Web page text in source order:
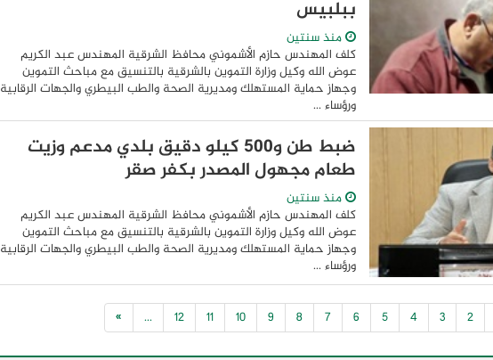
ببلبيس
منذ سنتين
كلف المهندس حازم الأشموني محافظ الشرقية المهندس عبد الكريم
عوض الله وكيل وزارة التموين بالشرقية بالتنسيق مع مباحث التموين
وجهاز حماية المستهلك ومديرية الصحة والطب البيطري والجهات الرقابية
ورؤساء ...
ضبط طن و500 كيلو دقيق بلدي مدعم وزيت
طعام مجهول المصدر بكفر صقر
منذ سنتين
كلف المهندس حازم الأشموني محافظ الشرقية المهندس عبد الكريم
عوض الله وكيل وزارة التموين بالشرقية بالتنسيق مع مباحث التموين
وجهاز حماية المستهلك ومديرية الصحة والطب البيطري والجهات الرقابية
ورؤساء ...
2
3
4
5
6
7
8
9
10
11
12
...
»